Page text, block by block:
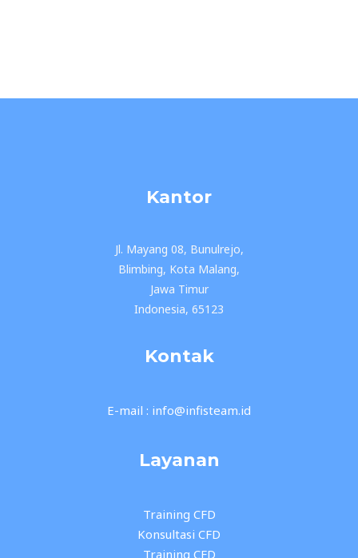
Kantor
Jl. Mayang 08, Bunulrejo,
Blimbing, Kota Malang,
Jawa Timur
Indonesia, 65123
Kontak
E-mail : info@infisteam.id
Layanan
Training CFD
Konsultasi CFD
Training CFD